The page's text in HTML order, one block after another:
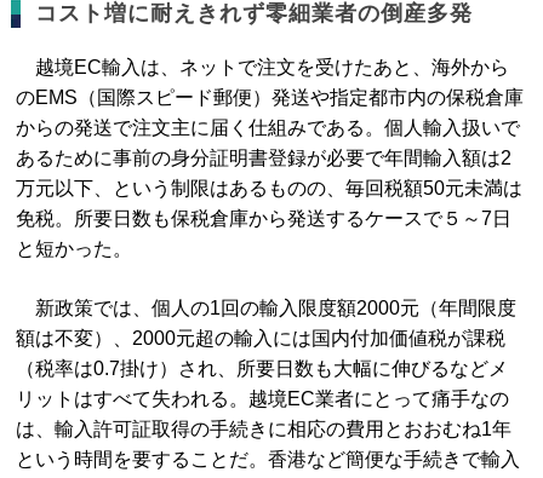
コスト増に耐えきれず零細業者の倒産多発
越境EC輸入は、ネットで注文を受けたあと、海外から
のEMS（国際スピード郵便）発送や指定都市内の保税倉庫
からの発送で注文主に届く仕組みである。個人輸入扱いで
あるために事前の身分証明書登録が必要で年間輸入額は2
万元以下、という制限はあるものの、毎回税額50元未満は
免税。所要日数も保税倉庫から発送するケースで５～7日
と短かった。
新政策では、個人の1回の輸入限度額2000元（年間限度
額は不変）、2000元超の輸入には国内付加価値税が課税
（税率は0.7掛け）され、所要日数も大幅に伸びるなどメ
リットはすべて失われる。越境EC業者にとって痛手なの
は、輸入許可証取得の手続きに相応の費用とおおむね1年
という時間を要することだ。香港など簡便な手続きで輸入